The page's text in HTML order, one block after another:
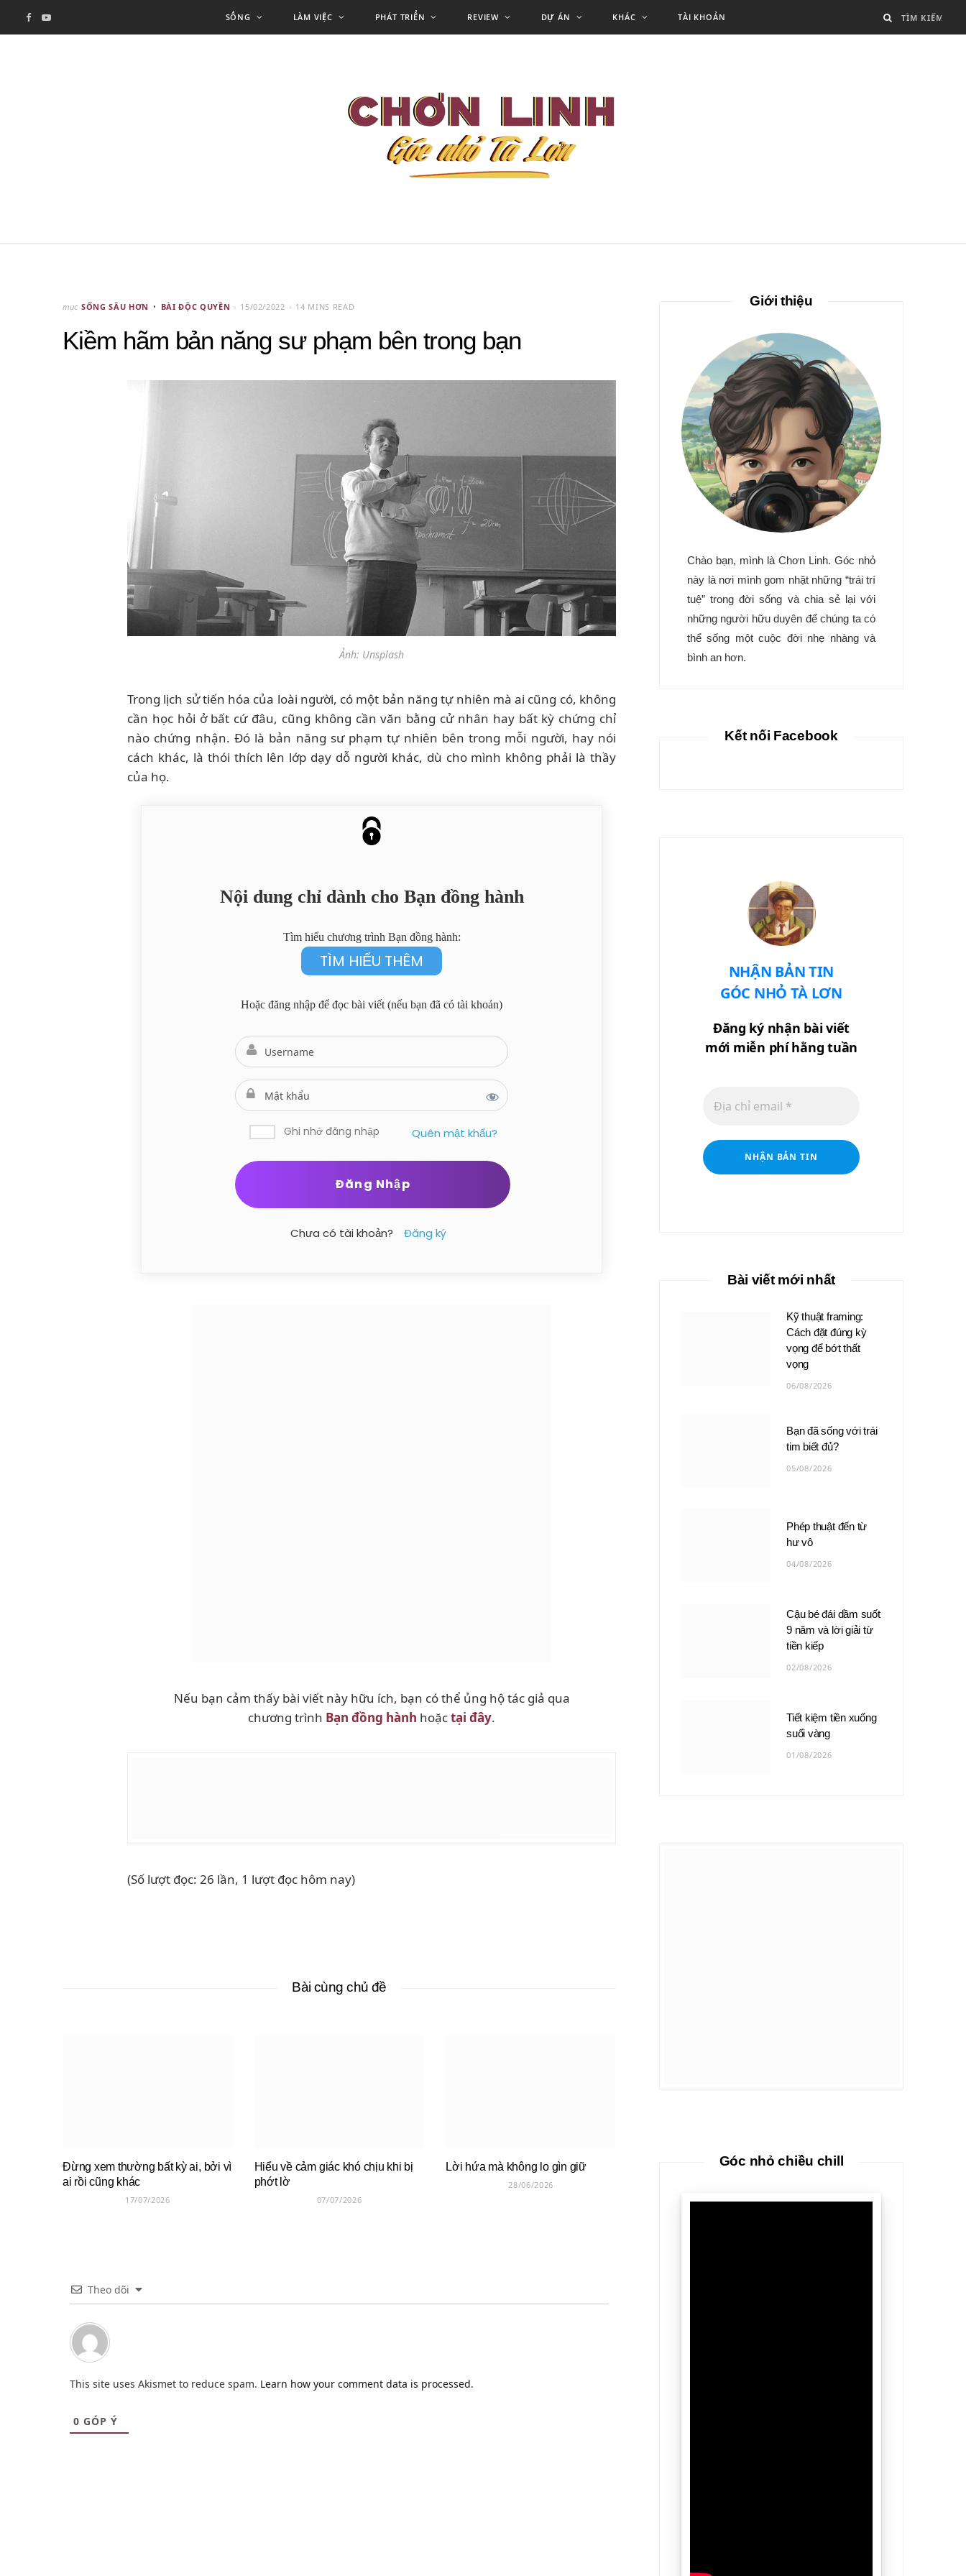
F Y SỐNG LÀM VIỆC PHÁT TRIỂN REVIEW DỰ ÁN KHÁC TÀI KHOẢN
mục SỐNG SÂU HƠN BÀI ĐỘC QUYỀN 15/02/2022 14 MINS READ
Kiềm hãm bản năng sư phạm bên trong bạn
Ảnh: Unsplash
Trong lịch sử tiến hóa của loài người, có một bản năng tự nhiên mà ai cũng có, không
cần học hỏi ở bất cứ đâu, cũng không cần văn bằng cử nhân hay bất kỳ chứng chỉ
nào chứng nhận. Đó là bản năng sư phạm tự nhiên bên trong mỗi người, hay nói
cách khác, là thói thích lên lớp dạy dỗ người khác, dù cho mình không phải là thầy
của họ.
Nội dung chỉ dành cho Bạn đồng hành
Tìm hiểu chương trình Bạn đồng hành:
TÌM HIỂU THÊM
Hoặc đăng nhập để đọc bài viết (nếu bạn đã có tài khoản)
Ghi nhớ đăng nhập Quên mật khẩu?
Chưa có tài khoản? Đăng ký
Nếu bạn cảm thấy bài viết này hữu ích, bạn có thể ủng hộ tác giả qua
chương trình Bạn đồng hành hoặctại đây.
(Số lượt đọc: 26 lần, 1 lượt đọc hôm nay)
Bài cùng chủ đề
Đừng xem thường bất kỳ ai, bởi vì
ai rồi cũng khác
17/07/2026
Hiểu về cảm giác khó chịu khi bị
phớt lờ
07/07/2026
Lời hứa mà không lo gìn giữ
28/06/2026
Theo dõi
This site uses Akismet to reduce spam. Learn how your comment data is processed.
0 GÓP Ý
Giới thiệu
Chào bạn, mình là Chơn Linh. Góc nhỏ
này là nơi mình gom nhặt những “trái trí
tuệ” trong đời sống và chia sẻ lại với
những người hữu duyên để chúng ta có
thể sống một cuộc đời nhẹ nhàng và
bình an hơn.
Kết nối Facebook
NHẬN BẢN TIN
GÓC NHỎ TÀ LƠN
Đăng ký nhận bài viết
mới miễn phí hằng tuần
Bài viết mới nhất
Kỹ thuật framing:
Cách đặt đúng kỳ
vọng để bớt thất
vọng
06/08/2026
Bạn đã sống với trái
tim biết đủ?
05/08/2026
Phép thuật đến từ
hư vô
04/08/2026
Cậu bé đái dầm suốt
9 năm và lời giải từ
tiền kiếp
02/08/2026
Tiết kiệm tiền xuống
suối vàng
01/08/2026
Góc nhỏ chiều chill